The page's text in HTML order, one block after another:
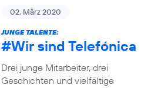
02. März 2020
JUNGE TALENTE:
#Wirsind Telefónica
Drei junge Mitarbeiter, drei
Geschichten und vielfältige